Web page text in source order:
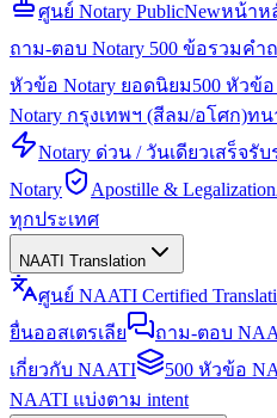
ศูนย์ Notary PublicNewหน้าห
ถาม-ตอบ Notary 500 ข้อรวมคำ
หัวข้อ Notary ยอดนิยม500 หัวข้
Notary กรุงเทพฯ (สีลม/อโศก)ทน
Notary ด่วน / วันเดียวเสร็จรับ
Notary
Apostille & Legalization
ทุกประเทศ
NAATI Translation
ศูนย์ NAATI Certified
ยื่นออสเตรเลีย
ถาม-ตอบ
เกี่ยวกับ NAATI
500 หัวข้อ
NAATI แบ่งตาม intent